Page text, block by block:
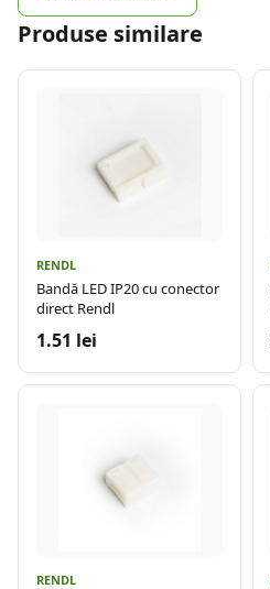
Produse similare
RENDL
Bandă LED IP20 cu conector
direct Rendl
1.51 lei
RENDL